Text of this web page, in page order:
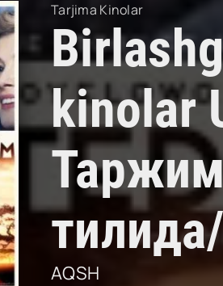
Tarjima Kinolar
kinolar
тилида/
AQSH